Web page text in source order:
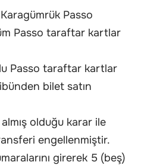
Passo
Passo taraftar kartlar
Passo taraftar kartlar
bilet satın
olduğu karar ile
engellenmiştir.
girerek 5 (beş)